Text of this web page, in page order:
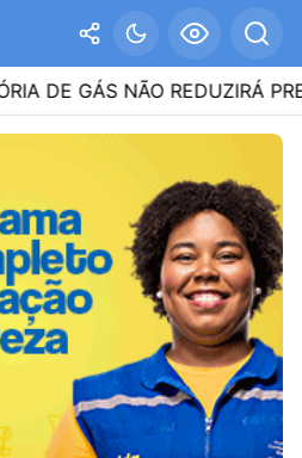
NÃO REDUZIRÁ PREÇOS,